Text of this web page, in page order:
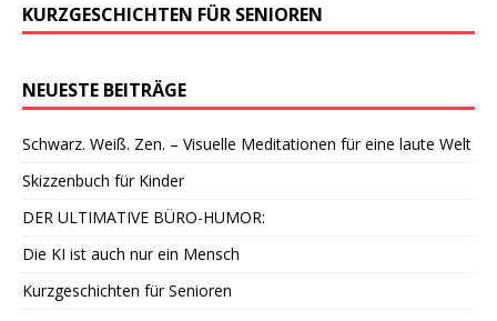
KURZGESCHICHTEN FÜR SENIOREN
NEUESTE BEITRÄGE
Schwarz. Weiß. Zen. – Visuelle Meditationen für eine laute Welt
Skizzenbuch für Kinder
DER ULTIMATIVE BÜRO-HUMOR:
Die KI ist auch nur ein Mensch
Kurzgeschichten für Senioren